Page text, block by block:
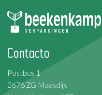
Contacto
Postbus 1
2676 ZG Maasdijk